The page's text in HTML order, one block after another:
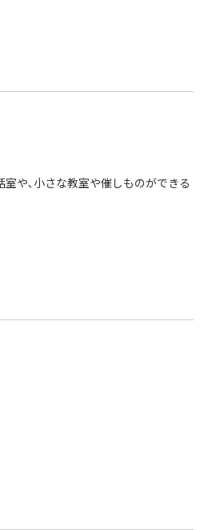
や､小さな教室や催しものができる